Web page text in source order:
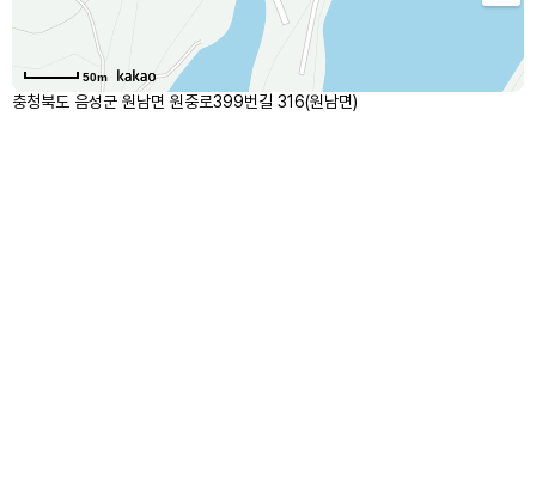
50m
충청북도 음성군 원남면 원중로399번길 316(원남면)